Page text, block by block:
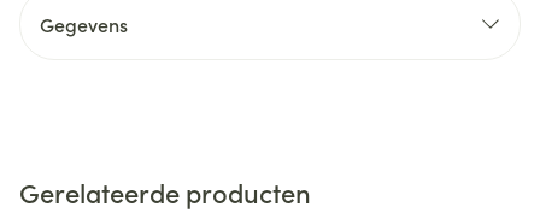
Gegevens
Gerelateerde producten